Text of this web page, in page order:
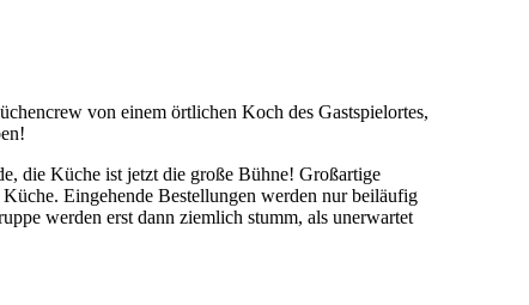
von einem örtlichen Koch des Gastspielortes,
die Küche ist jetzt die große Bühne! Großartige
Eingehende Bestellungen werden nur beiläufig
werden erst dann ziemlich stumm, als unerwartet